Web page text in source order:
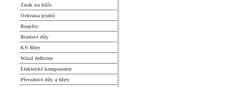
Znak na klíče
Ochrana prahů
Rozpěry
Brzdové díly
KN filtry
Wind deflector
Elektrické komponenty
Převodové díly a filtry